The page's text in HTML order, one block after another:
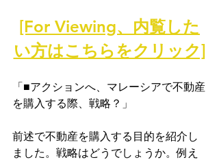
[For Viewing、内覧した
い方はこちらをクリック]
「■アクションへ、マレーシアで不動産
を購入する際、戦略？」
前述で不動産を購入する目的を紹介し
ました。戦略はどうでしょうか。例え